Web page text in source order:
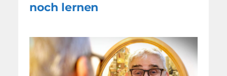
noch lernen